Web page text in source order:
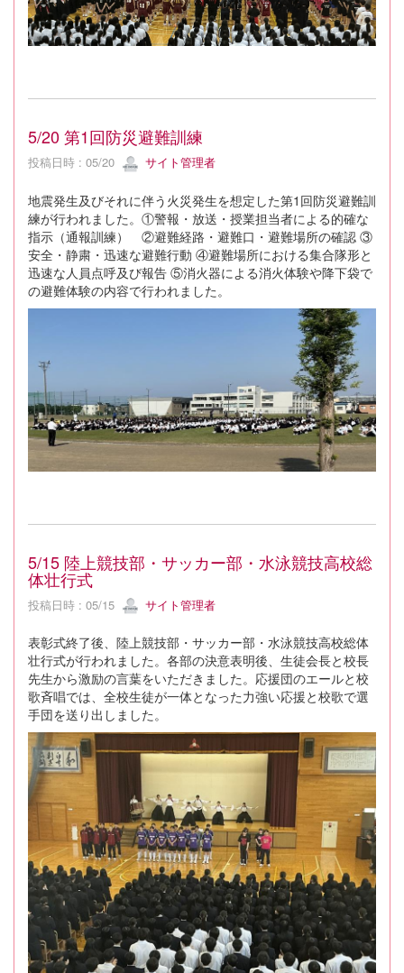
5/20 第1回防災避難訓練
投稿日時 : 05/20 サイト管理者
地震発生及びそれに伴う火災発生を想定した第1回防災避難訓
練が行われました。①警報・放送・授業担当者による的確な
指示（通報訓練） ②避難経路・避難口・避難場所の確認 ③
安全・静粛・迅速な避難行動 ④避難場所における集合隊形と
迅速な人員点呼及び報告 ⑤消火器による消火体験や降下袋で
の避難体験の内容で行われました。
5/15 陸上競技部・サッカー部・水泳競技高校総
体壮行式
投稿日時 : 05/15 サイト管理者
表彰式終了後、陸上競技部・サッカー部・水泳競技高校総体
壮行式が行われました。各部の決意表明後、生徒会長と校長
先生から激励の言葉をいただきました。応援団のエールと校
歌斉唱では、全校生徒が一体となった力強い応援と校歌で選
手団を送り出しました。